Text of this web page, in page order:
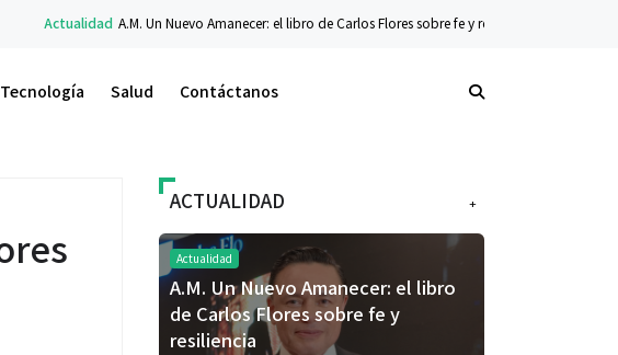
A.M. Un Nuevo Amanecer: el libro de Carlos Flores sobre fe y resiliencia Tecnología
Tecnología Salud Contáctanos
+
ACTUALIDAD
Actualidad
A.M. Un Nuevo Amanecer: el libro
de Carlos Flores sobre fe y
resiliencia